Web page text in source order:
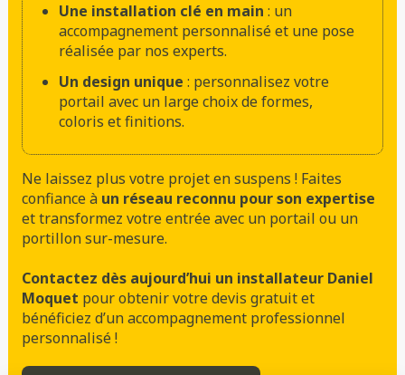
Une installation clé en main : un
accompagnement personnalisé et une pose
réalisée par nos experts.
Un design unique : personnalisez votre
portail avec un large choix de formes,
coloris et finitions.
Ne laissez plus votre projet en suspens ! Faites
confiance à un réseau reconnu pour son expertise
et transformez votre entrée avec un portail ou un
portillon sur-mesure.
Contactez dès aujourd’hui un installateur Daniel
Moquet pour obtenir votre devis gratuit et
bénéficiez d’un accompagnement professionnel
personnalisé !